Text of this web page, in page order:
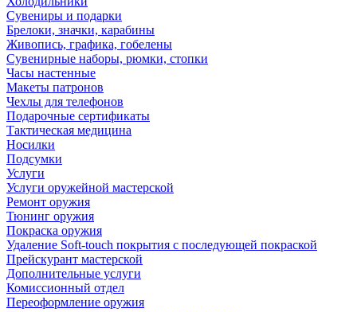
Сувениры и подарки
Брелоки, значки, карабины
Живопись, графика, гобелены
Сувенирные наборы, рюмки, стопки
Часы настенные
Макеты патронов
Чехлы для телефонов
Подарочные сертификаты
Тактическая медицина
Носилки
Подсумки
Услуги
Услуги оружейной мастерской
Ремонт оружия
Тюнинг оружия
Покраска оружия
Удаление Soft-touch покрытия с последующей покраской
Прейскурант мастерской
Дополнительные услуги
Комиссионный отдел
Переоформление оружия